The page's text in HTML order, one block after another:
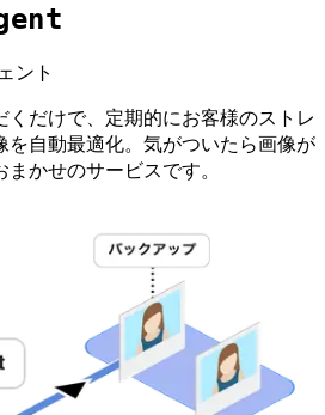
ント
だけで、 定期的にお客様のストレ
を自動最適化。 気がついたら画像が
まかせのサービスです。